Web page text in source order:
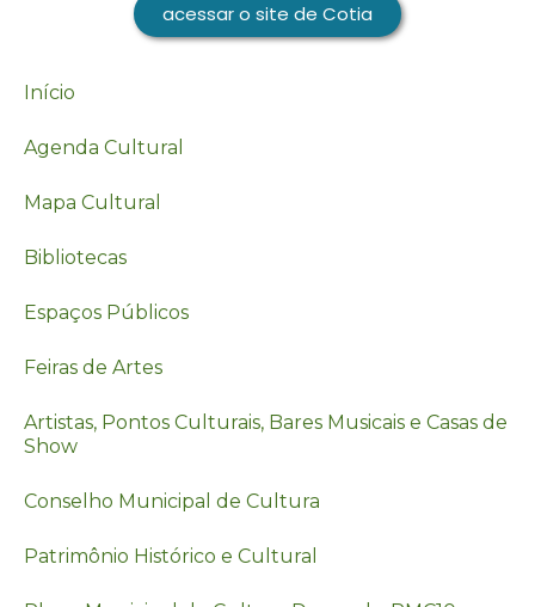
acessar o site de Cotia
Início
Agenda Cultural
Mapa Cultural
Bibliotecas
Espaços Públicos
Feiras de Artes
Artistas, Pontos Culturais, Bares Musicais e Casas de
Show
Conselho Municipal de Cultura
Patrimônio Histórico e Cultural